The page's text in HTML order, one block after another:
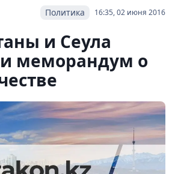
16:35, 02 июня 2016
Политика
и Сеула
меморандум о